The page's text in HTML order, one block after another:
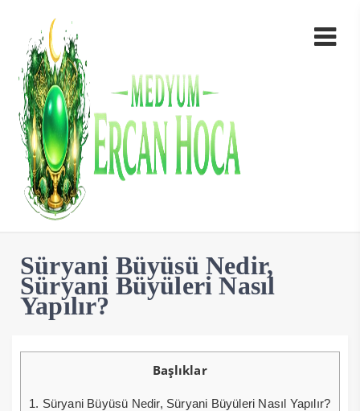
Süryani Büyüsü Nedir,
Süryani Büyüleri Nasıl
Yapılır?
Başlıklar
1. Süryani Büyüsü Nedir, Süryani Büyüleri Nasıl Yapılır?